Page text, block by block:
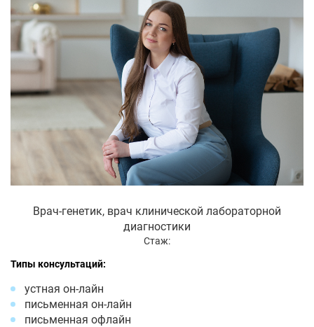
Врач-генетик, врач клинической лабораторной
диагностики
Стаж:
Типы консультаций:
устная он-лайн
письменная он-лайн
письменная офлайн